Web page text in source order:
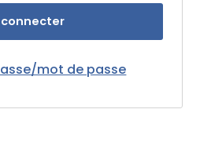
mot de passe